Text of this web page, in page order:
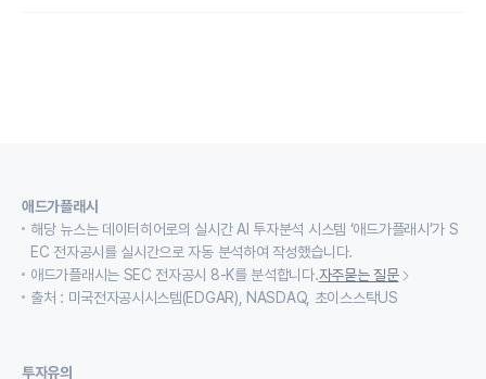
애드가플래시
해당 뉴스는 데이터히어로의 실시간 AI 투자분석 시스템 ‘애드가플래시’가 S
EC 전자공시를 실시간으로 자동 분석하여 작성했습니다.
애드가플래시는 SEC 전자공시 8-K를 분석합니다.자주묻는 질문
출처 : 미국전자공시시스템(EDGAR), NASDAQ, 초이스스탁US
투자유의